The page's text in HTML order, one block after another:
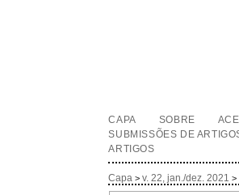
CAPA SOBRE
SUBMISSÕES DE
ARTIGOS
Capa >v. 22, jan./dez. 2021 >